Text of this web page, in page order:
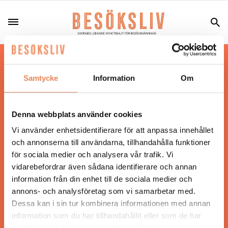
Samtycke Information Om
Denna webbplats använder cookies
Vi använder enhetsidentifierare för att anpassa innehållet
och annonserna till användarna, tillhandahålla funktioner
för sociala medier och analysera vår trafik. Vi
vidarebefordrar även sådana identifierare och annan
information från din enhet till de sociala medier och
annons- och analysföretag som vi samarbetar med.
Dessa kan i sin tur kombinera informationen med annan
information som du har tillhandahållit eller som de har
Hos oss läser du landets mest uppdaterade
nyheter och snackisar inom besöksnäringen.
Besöksliv i sin tryckta form är ett affärsmagasin
Tidningen ges ut avVisita
ANSVARIG UTGIVARE
Jonas Siljhammar
UPPHOVSRÄTT